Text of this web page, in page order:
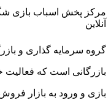
مرکز پخش اسباب بازی
آنلاین
گروه سرمایه گذاری و
بازی و ورود به بازار